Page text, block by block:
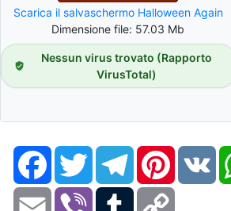
Scarica il salvaschermo Halloween Again
Dimensione file: 57.03 Mb
Nessun virus trovato (Rapporto
VirusTotal)
FacebookTwitter TelegramPinterestVK
Email Viber Tumblr